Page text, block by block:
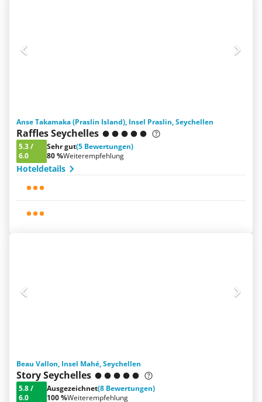
Anse Takamaka (Praslin Island), Insel Praslin, Seychellen
Raffles Seychelles
5.3/
6.0
Sehr gut(5 Bewertungen)
80 %Weiterempfehlung
Hoteldetails
Beau Vallon, Insel Mahé, Seychellen
Story Seychelles
5.8/
6.0
Ausgezeichnet(8 Bewertungen)
100 %Weiterempfehlung